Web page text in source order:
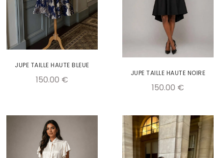
JUPE TAILLE HAUTE BLEUE
150.00 €
JUPE TAILLE HAUTE NOIRE
150.00 €